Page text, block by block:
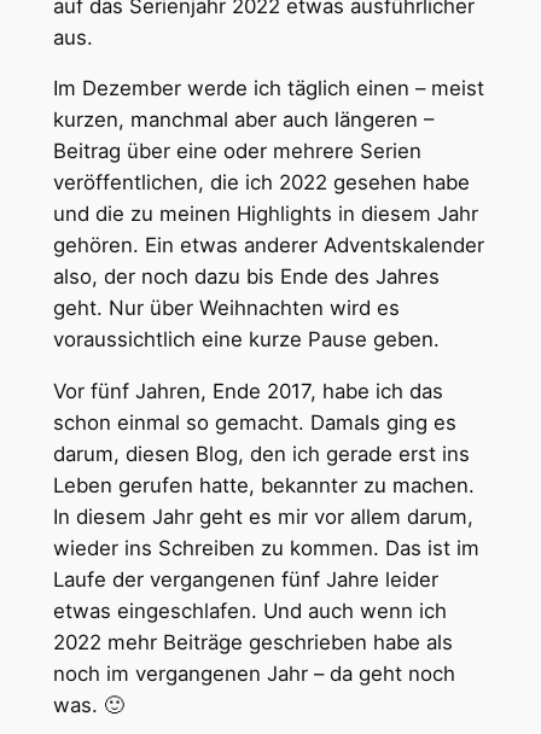
auf das Serienjahr 2022 etwas ausführlicher
aus.
Im Dezember werde ich täglich einen – meist
kurzen, manchmal aber auch längeren –
Beitrag über eine oder mehrere Serien
veröffentlichen, die ich 2022 gesehen habe
und die zu meinen Highlights in diesem Jahr
gehören. Ein etwas anderer Adventskalender
also, der noch dazu bis Ende des Jahres
geht. Nur über Weihnachten wird es
voraussichtlich eine kurze Pause geben.
Vor fünf Jahren, Ende 2017, habe ich das
schon einmal so gemacht. Damals ging es
darum, diesen Blog, den ich gerade erst ins
Leben gerufen hatte, bekannter zu machen.
In diesem Jahr geht es mir vor allem darum,
wieder ins Schreiben zu kommen. Das ist im
Laufe der vergangenen fünf Jahre leider
etwas eingeschlafen. Und auch wenn ich
2022 mehr Beiträge geschrieben habe als
noch im vergangenen Jahr – da geht noch
was. 🙂